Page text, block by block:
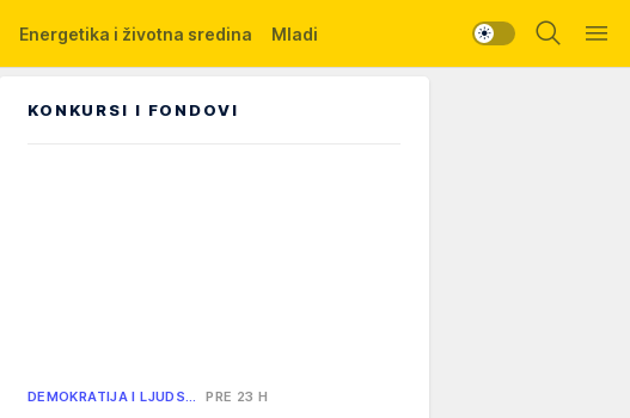
Energetika i životna sredina Mladi
KONKURSI I FONDOVI
DEMOKRATIJA I LJUDS… PRE 23 H